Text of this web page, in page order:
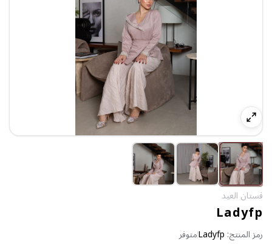
فستان العيد
Ladyfp
رمز المنتج: Ladyfpمتوفر